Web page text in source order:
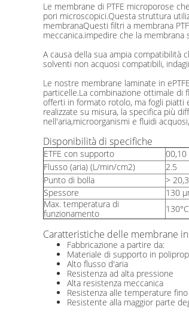
Le membrane di PTFE microporose
pori microscopici.Questa struttura
membranaQuesti filtri a membrana
meccanica.impedire che la
A causa della sua ampia compatibilità
solventi non acquosi compatibili,
Le nostre membrane laminate in
particelle.La combinazione ottimale di
offerti in formato rotolo, ma fogli piatti
realizzate su misura, la specifica più
nell'aria,microorganismi e fluidi
Disponibilità di specifiche
ETFE con supporto 00,10
Flusso (aria) (L/min/cm2)
2.5
Punto di bolla
>
Spessore
130
Max. temperatura di
funzionamento
130°C
Caratteristiche delle membrane in
Fabbricazione a partire da:
Materiale di supporto in
Alto flusso d'aria
Resistenza ad alta pressione
Alta resistenza meccanica
Resistenza alle temperature fino
Resistente alla maggior parte